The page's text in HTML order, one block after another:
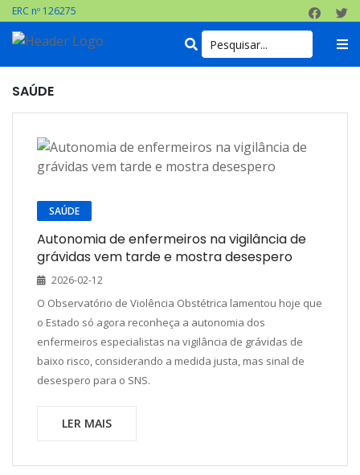
ERC nº 126275
SAÚDE
SAÚDE
Autonomia de enfermeiros na vigilância de
grávidas vem tarde e mostra desespero
2026-02-12
O Observatório de Violência Obstétrica lamentou hoje que
o Estado só agora reconheça a autonomia dos
enfermeiros especialistas na vigilância de grávidas de
baixo risco, considerando a medida justa, mas sinal de
desespero para o SNS.
LER MAIS